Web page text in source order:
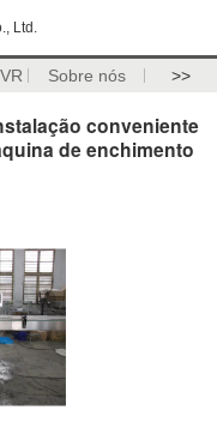
Ltd.
Sobre nós >>
conveniente
de enchimento